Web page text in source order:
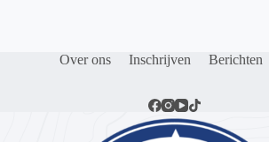
Over ons Inschrijven Berichten